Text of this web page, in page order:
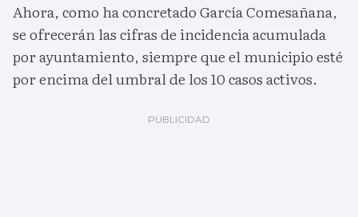
Ahora, como ha concretado García Comesañana,
se ofrecerán las cifras de incidencia acumulada
por ayuntamiento, siempre que el municipio esté
por encima del umbral de los 10 casos activos.